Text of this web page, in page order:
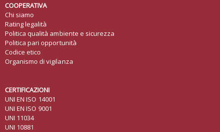
COOPERATIVA
Chi siamo
Rating legalità
Politica qualità ambiente e sicurezza
Politica pari opportunità
Codice etico
Organismo di vigilanza
CERTIFICAZIONI
UNI EN ISO 14001
UNI EN ISO 9001
UNI 11034
UNI 10881